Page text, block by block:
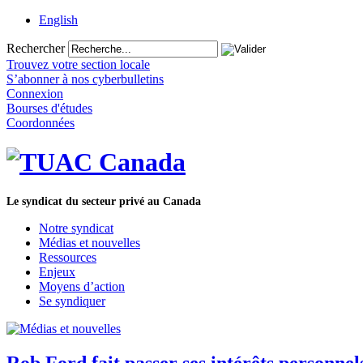
English
Rechercher
Trouvez votre section locale
S’abonner à nos cyberbulletins
Connexion
Bourses d'études
Coordonnées
Le syndicat du secteur privé au Canada
Notre syndicat
Médias et nouvelles
Ressources
Enjeux
Moyens d’action
Se syndiquer